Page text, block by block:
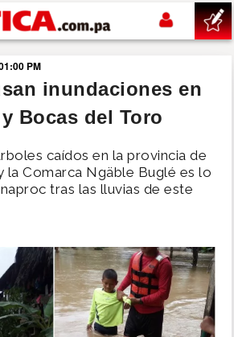
PM
inundaciones en
Bocas del Toro
caídos en la provincia de
la Comarca Ngäble Buglé es lo
tras las lluvias de este